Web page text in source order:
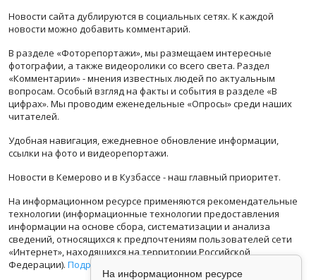
Новости сайта дублируются в социальных сетях. К каждой
новости можно добавить комментарий.
В разделе «Фоторепортажи», мы размещаем интересные
фотографии, а также видеоролики со всего света. Раздел
«Комментарии» - мнения известных людей по актуальным
вопросам. Особый взгляд на факты и события в разделе «В
цифрах». Мы проводим еженедельные «Опросы» среди наших
читателей.
Удобная навигация, ежедневное обновление информации,
ссылки на фото и видеорепортажи.
Новости в Кемерово и в Кузбассе - наш главный приоритет.
На информационном ресурсе применяются рекомендательные
технологии (информационные технологии предоставления
информации на основе сбора, систематизации и анализа
сведений, относящихся к предпочтениям пользователей сети
«Интернет», находящихся на территории Российской
Федерации). Подробная информация
На информационном ресурсе